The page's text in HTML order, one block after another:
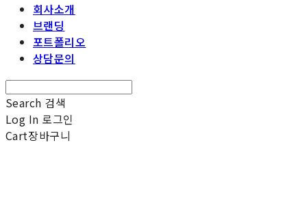
회사소개
브랜딩
포트폴리오
상담문의
Search 검색
Log In 로그인
Cart장바구니